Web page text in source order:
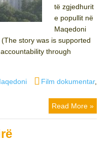
të zgjedhurit
e popullit në
Maqedoni
story was is supported
through
Categories
Film dokumentar,
Read More »